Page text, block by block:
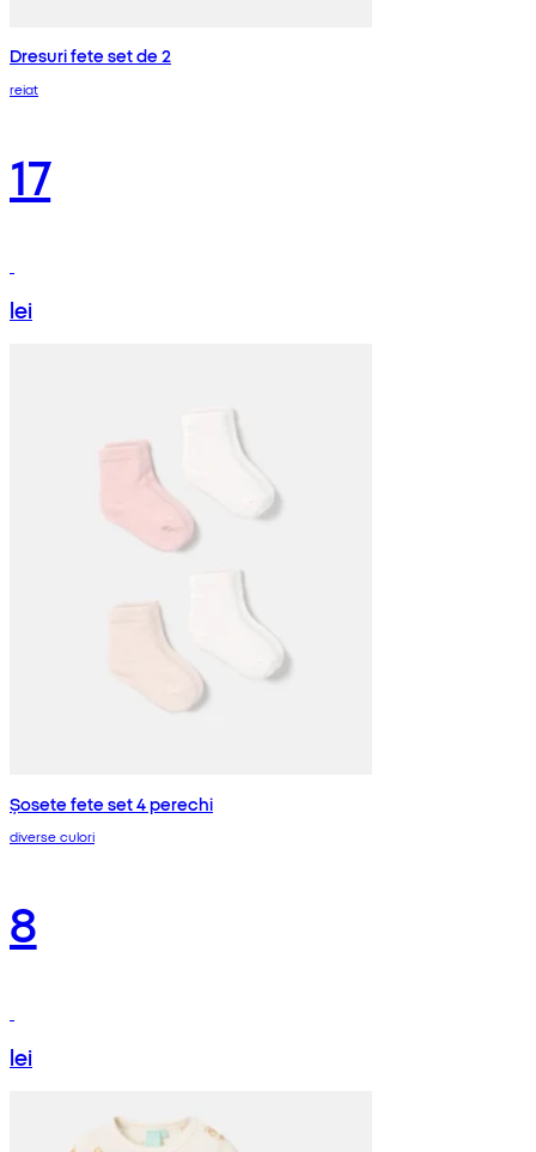
Dresuri fete set de 2
reiat
17
lei
Șosete fete set 4 perechi
diverse culori
8
lei